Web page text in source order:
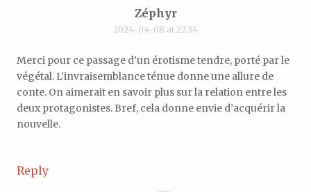
Zéphyr
2024-04-08 at 22:34
Merci pour ce passage d’un érotisme tendre, porté par le
végétal. L’invraisemblance ténue donne une allure de
conte. On aimerait en savoir plus sur la relation entre les
deux protagonistes. Bref, cela donne envie d’acquérir la
nouvelle.
Reply